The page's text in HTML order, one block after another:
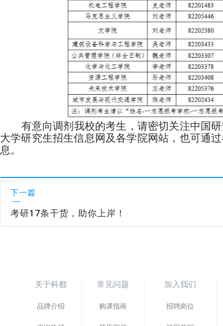
有意向调剂我校的考生，请密切关注中国
大学研究生招生信息网及各学院网站，也可通
息。
下一篇
考研17条干货，助你上岸！
关于科都
品牌介绍
常见问题
购课指南
加入我们
招聘岗位